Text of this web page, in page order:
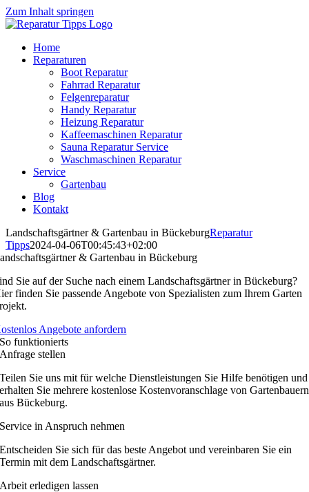
Zum Inhalt springen
Home
Reparaturen
Boot Reparatur
Fahrrad Reparatur
Felgenreparatur
Handy Reparatur
Heizung Reparatur
Kaffeemaschinen Reparatur
Sauna Reparatur Service
Waschmaschinen Reparatur
Service
Gartenbau
Blog
Kontakt
Landschaftsgärtner & Gartenbau in BückeburgReparatur
Tipps2024-04-06T00:45:43+02:00
& Gartenbau in Bückeburg
Sie auf der Suche nach einem Landschaftsgärtner in Bückeburg?
finden Sie passende Angebote von Spezialisten zum Ihrem Garten
Angebote anfordern
So funktionierts
Anfrage stellen
Teilen Sie uns mit für welche Dienstleistungen Sie Hilfe benötigen und
erhalten Sie mehrere kostenlose Kostenvoranschlage von Gartenbauern
aus Bückeburg.
Service in Anspruch nehmen
Entscheiden Sie sich für das beste Angebot und vereinbaren Sie ein
Termin mit dem Landschaftsgärtner.
Arbeit erledigen lassen